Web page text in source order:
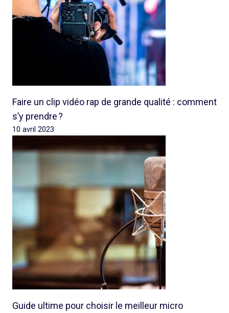
Faire un clip vidéo rap de grande qualité : comment
s’y prendre ?
10 avril 2023
Guide ultime pour choisir le meilleur micro